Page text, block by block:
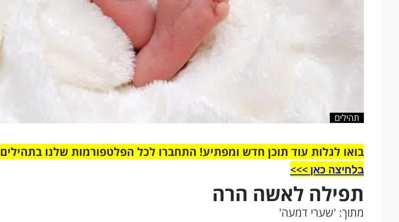
תהילים
בואו לגלות עוד תוכן חדש ומפתיע! התחברו לכל הפלטפורמות שלנו בתהילים
בלחיצה כאן >>>​
תפילה לאשה הרה
מתוך: 'שערי דמעה'